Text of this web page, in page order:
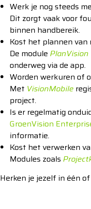
Werk je nog steeds
Dit zorgt vaak voor
binnen handbereik.
Kost het plannen van
De module PlanVision
onderweg via de app.
Worden werkuren of
Met VisionMobile
project.
Is er regelmatig
GroenVision
informatie.
Kost het verwerken
Modules zoals
Herken je jezelf in één